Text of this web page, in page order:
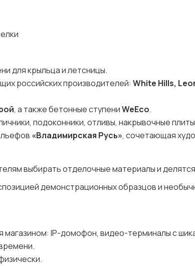
для крыльца и летсницы.
российских производителей: White Hills,
, а также бетонные ступениWeEco.
подоконники, отливы, накрывочные
«Владимирская Русь», сочетающая
выбирать отделочные материалы и
демонстрационных образцов и
магазином: IP-домофон, видео-терминалы с